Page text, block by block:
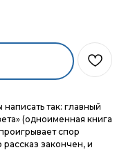
так: главный
(одноименная книга
спор
рассказ закончен, и